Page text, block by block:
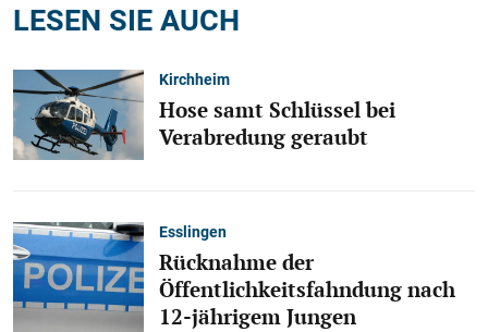
LESEN SIE AUCH
Kirchheim
Hose samt Schlüssel bei
Verabredung geraubt
Esslingen
Rücknahme der
Öffentlichkeitsfahndung nach
12-jährigem Jungen